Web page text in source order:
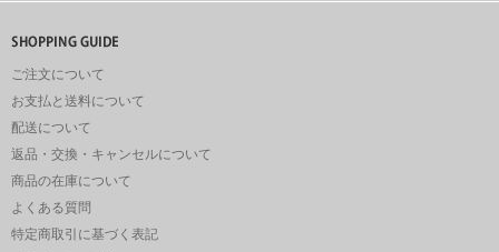
ご注文について
お支払と送料について
配送について
返品・交換・キャンセルについて
商品の在庫について
よくある質問
特定商取引に基づく表記